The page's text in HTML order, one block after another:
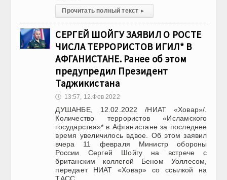
Прочитать полный текст ▸
СЕРГЕЙ ШОЙГУ ЗАЯВИЛ О РОСТЕ
ЧИСЛА ТЕРРОРИСТОВ ИГИЛ* В
АФГАНИСТАНЕ. Ранее об этом
предупредил Президент
Таджикистана
🕔 13:57, 12.Фев 2022
ДУШАНБЕ, 12.02.2022 /НИАТ «Ховар»/.
Количество террористов «Исламского
государства»* в Афганистане за последнее
время увеличилось вдвое. Об этом заявил
вчера 11 февраля Министр обороны
России Сергей Шойгу на встрече с
британским коллегой Беном Уоллесом,
передает НИАТ «Ховар» со ссылкой на